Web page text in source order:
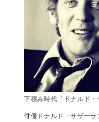
下積み時代「ドナルド・
俳優ドナルド・サザーラ